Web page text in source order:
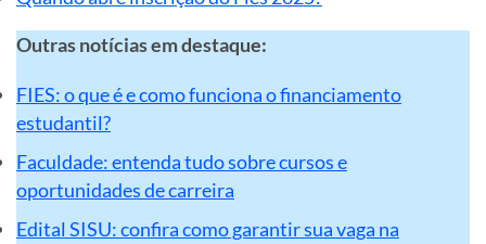
Outras notícias em destaque:
FIES: o que é e como funciona o financiamento
estudantil?
Faculdade: entenda tudo sobre cursos e
oportunidades de carreira
Edital SISU: confira como garantir sua vaga na